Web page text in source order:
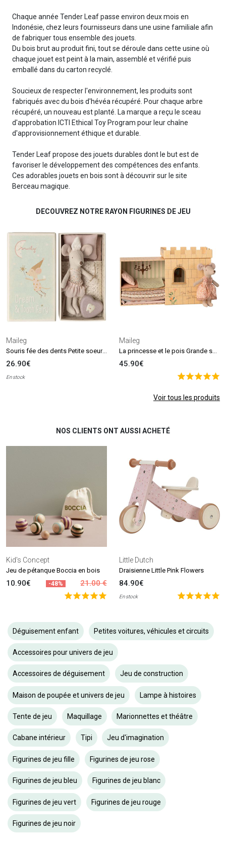
Chaque année Tender Leaf passe environ deux mois en
Indonésie, chez leurs fournisseurs dans une usine familiale afin
de fabriquer tous ensemble des jouets.
Du bois brut au produit fini, tout se déroule dans cette usine où
chaque jouet est peint à la main, assemblé et vérifié puis
emballé dans du carton recyclé.
Soucieux de respecter l'environnement, les produits sont
fabriqués avec du bois d'hévéa récupéré. Pour chaque arbre
récupéré, un nouveau est planté. La marque a reçu le sceau
d'approbation ICTI Ethical Toy Program pour leur chaîne
d'approvisionnement éthique et durable.
Tender Leaf propose des jouets durables dont le but est de
favoriser le développement des compétences des enfants.
Ces adorables jouets en bois sont à découvrir sur le site
Berceau magique.
DECOUVREZ NOTRE RAYON FIGURINES DE JEU
Maileg
Souris fée des dents Petite soeur dans une boîte d'allumettes
26.90€
En stock
Maileg
La princesse et le pois Grande soeur Souris
45.90€
Voir tous les produits
NOS CLIENTS ONT AUSSI ACHETÉ
Kid's Concept
Jeu de pétanque Boccia en bois
10.90€ -48% 21.00 €
Little Dutch
Draisienne Little Pink Flowers
84.90€
En stock
Déguisement enfant Petites voitures, véhicules et circuits
Accessoires pour univers de jeu
Accessoires de déguisement Jeu de construction
Maison de poupée et univers de jeu Lampe à histoires
Tente de jeu Maquillage Marionnettes et théâtre
Cabane intérieur Tipi Jeu d'imagination
Figurines de jeu fille Figurines de jeu rose
Figurines de jeu bleu Figurines de jeu blanc
Figurines de jeu vert Figurines de jeu rouge
Figurines de jeu noir